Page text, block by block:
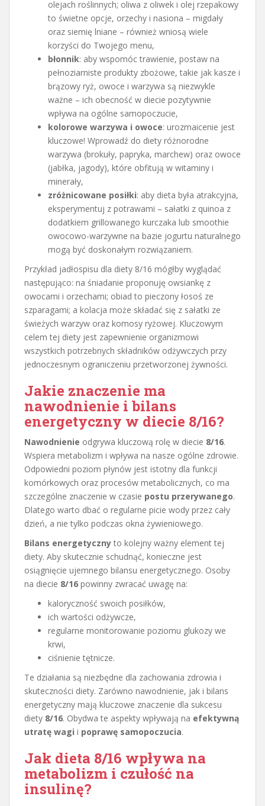
olejach roślinnych; oliwa z oliwek i olej rzepakowy
to świetne opcje, orzechy i nasiona – migdały
oraz siemię lniane – również wniosą wiele
korzyści do Twojego menu,
błonnik: aby wspomóc trawienie, postaw na
pełnoziarniste produkty zbożowe, takie jak kasze i
brązowy ryż, owoce i warzywa są niezwykle
ważne – ich obecność w diecie pozytywnie
wpływa na ogólne samopoczucie,
kolorowe warzywa i owoce: urozmaicenie jest
kluczowe! Wprowadź do diety różnorodne
warzywa (brokuły, papryka, marchew) oraz owoce
(jabłka, jagody), które obfitują w witaminy i
minerały,
zróżnicowane posiłki: aby dieta była atrakcyjna,
eksperymentuj z potrawami – sałatki z quinoa z
dodatkiem grillowanego kurczaka lub smoothie
owocowo-warzywne na bazie jogurtu naturalnego
mogą być doskonałym rozwiązaniem.
Przykład jadłospisu dla diety 8/16 mógłby wyglądać
następująco: na śniadanie proponuję owsiankę z
owocami i orzechami; obiad to pieczony łosoś ze
szparagami; a kolacja może składać się z sałatki ze
świeżych warzyw oraz komosy ryżowej. Kluczowym
celem tej diety jest zapewnienie organizmowi
wszystkich potrzebnych składników odżywczych przy
jednoczesnym ograniczeniu przetworzonej żywności.
Jakie znaczenie ma
nawodnienie i bilans
energetyczny w diecie 8/16?
Nawodnienie odgrywa kluczową rolę w diecie 8/16.
Wspiera metabolizm i wpływa na nasze ogólne zdrowie.
Odpowiedni poziom płynów jest istotny dla funkcji
komórkowych oraz procesów metabolicznych, co ma
szczególne znaczenie w czasie postu przerywanego.
Dlatego warto dbać o regularne picie wody przez cały
dzień, a nie tylko podczas okna żywieniowego.
Bilans energetyczny to kolejny ważny element tej
diety. Aby skutecznie schudnąć, konieczne jest
osiągnięcie ujemnego bilansu energetycznego. Osoby
na diecie 8/16 powinny zwracać uwagę na:
kaloryczność swoich posiłków,
ich wartości odżywcze,
regularne monitorowanie poziomu glukozy we
krwi,
ciśnienie tętnicze.
Te działania są niezbędne dla zachowania zdrowia i
skuteczności diety. Zarówno nawodnienie, jak i bilans
energetyczny mają kluczowe znaczenie dla sukcesu
diety 8/16. Obydwa te aspekty wpływają na efektywną
utratę wagi i poprawę samopoczucia.
Jak dieta 8/16 wpływa na
metabolizm i czułość na
insulinę?